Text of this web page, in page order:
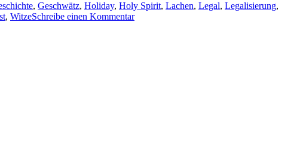
, Geschwätz, Holiday, Holy Spirit, Lachen, Legal, Legalisierung,
, WitzeSchreibe einen Kommentarzu Der Volvicast 4/20 Special 2021 Trailer